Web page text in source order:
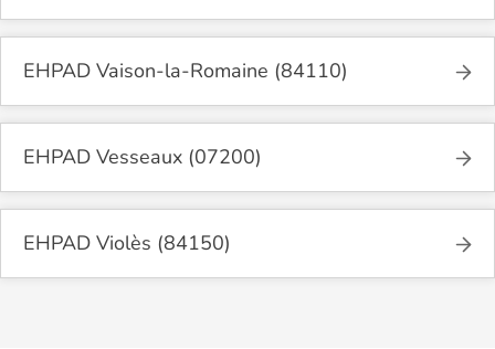
EHPAD Vaison-la-Romaine (84110)
EHPAD Vesseaux (07200)
EHPAD Violès (84150)